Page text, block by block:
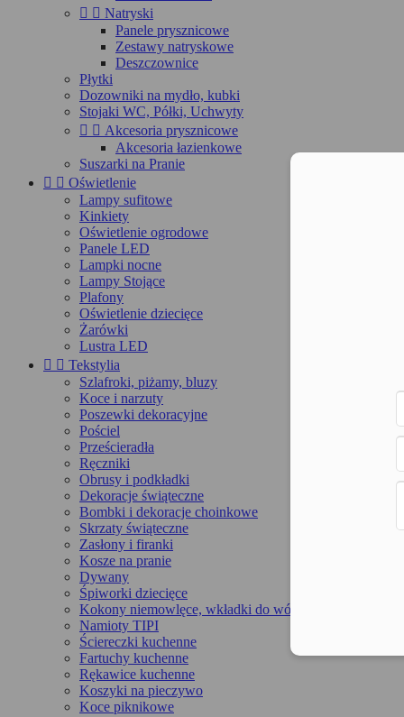
  Natryski
Panele prysznicowe
Zestawy natryskowe
Deszczownice
Płytki
Dozowniki na mydło, kubki
Stojaki WC, Półki, Uchwyty
  Akcesoria prysznicowe
Akcesoria łazienkowe
Suszarki na Pranie
  Oświetlenie
Lampy sufitowe
Kinkiety
Oświetlenie ogrodowe
Panele LED
Lampki nocne
Lampy Stojące
Plafony
Oświetlenie dziecięce
Żarówki
Lustra LED
  Tekstylia
Szlafroki, piżamy, bluzy
Koce i narzuty
Poszewki dekoracyjne
Pościel
Prześcieradła
Ręczniki
Obrusy i podkładki
Dekoracje świąteczne
Bombki i dekoracje choinkowe
Skrzaty świąteczne
Zasłony i firanki
Kosze na pranie
Dywany
Śpiworki dziecięce
Kokony niemowlęce, wkładki do wózka, maty
Namioty TIPI
Ściereczki kuchenne
Fartuchy kuchenne
Rękawice kuchenne
Koszyki na pieczywo
Koce piknikowe